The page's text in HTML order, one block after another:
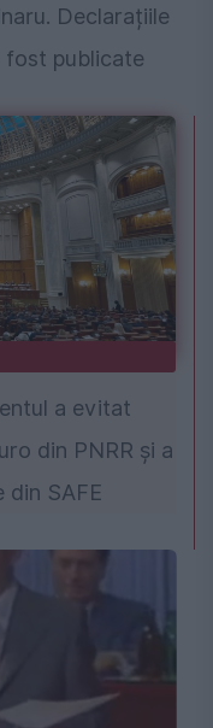
Declarațiile
fost publicate
a evitat
din PNRR și a
din SAFE